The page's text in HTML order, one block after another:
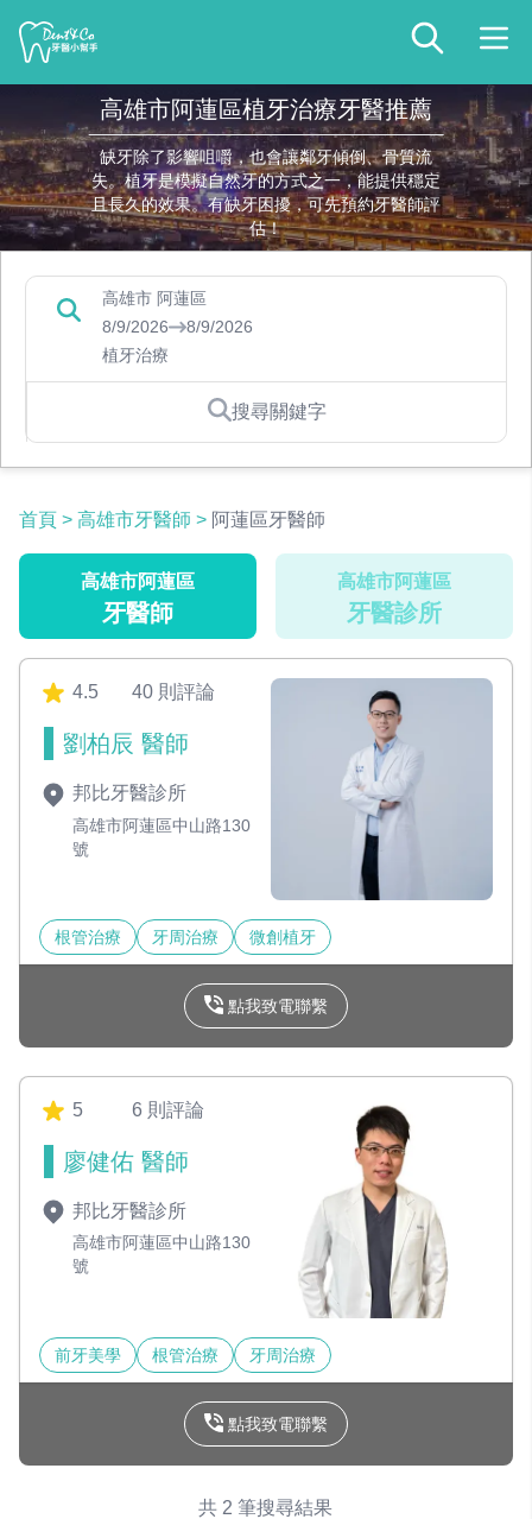
高雄市阿蓮區植牙治療牙醫推薦
缺牙除了影響咀嚼，也會讓鄰牙傾倒、骨質流
失。植牙是模擬自然牙的方式之一，能提供穩定
且長久的效果。有缺牙困擾，可先預約牙醫師評
估！
高雄市 阿蓮區
8/9/2026
8/9/2026
植牙治療
搜尋關鍵字
首頁 > 高雄市牙醫師 > 阿蓮區牙醫師
高雄市阿蓮區
牙醫師
高雄市阿蓮區
牙醫診所
4.5 40 則評論
劉柏辰 醫師
邦比牙醫診所
高雄市阿蓮區中山路130
號
根管治療 牙周治療 微創植牙
點我致電聯繫
5 6 則評論
廖健佑 醫師
邦比牙醫診所
高雄市阿蓮區中山路130
號
前牙美學 根管治療 牙周治療
點我致電聯繫
共 2 筆搜尋結果